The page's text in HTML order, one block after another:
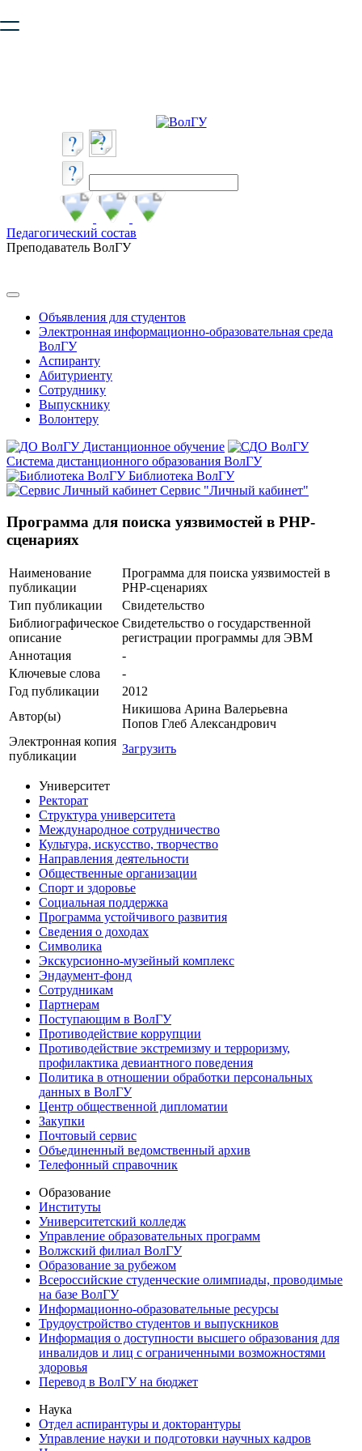
безопасную работу с сайтом. Пожалуйста
Педагогический состав
Преподаватель ВолГУ
Объявления для студентов
Электронная информационно-образовательная среда
ВолГУ
Аспиранту
Абитуриенту
Сотруднику
Выпускнику
Волонтеру
Дистанционное обучение
Система дистанционного образования ВолГУ
Библиотека ВолГУ
Сервис "Личный кабинет"
Программа для поиска уязвимостей в PHP-
сценариях
Наименование
публикации
Программа для поиска уязвимостей в
PHP-сценариях
Тип публикации
Свидетельство
Библиографическое
описание
Свидетельство о государственной
регистрации программы для ЭВМ
Аннотация
-
Ключевые cлова
-
Год публикации
2012
Автор(ы)
Никишова Арина Валерьевна
Попов Глеб Александрович
Электронная копия
публикации
Загрузить
Университет
Ректорат
Структура университета
Международное сотрудничество
Культура, искусство, творчество
Направления деятельности
Общественные организации
Спорт и здоровье
Социальная поддержка
Программа устойчивого развития
Сведения о доходах
Символика
Экскурсионно-музейный комплекс
Эндаумент-фонд
Сотрудникам
Партнерам
Поступающим в ВолГУ
Противодействие коррупции
Противодействие экстремизму и терроризму,
профилактика девиантного поведения
Политика в отношении обработки персональных
данных в ВолГУ
Центр общественной дипломатии
Закупки
Почтовый сервис
Объединенный ведомственный архив
Телефонный справочник
Образование
Институты
Университетский колледж
Управление образовательных программ
Волжский филиал ВолГУ
Образование за рубежом
Всероссийские студенческие олимпиады, проводимые
на базе ВолГУ
Информационно-образовательные ресурсы
Трудоустройство студентов и выпускников
Информация о доступности высшего образования для
инвалидов и лиц с ограниченными возможностями
здоровья
Перевод в ВолГУ на бюджет
Наука
Отдел аспирантуры и докторантуры
Управление науки и подготовки научных кадров